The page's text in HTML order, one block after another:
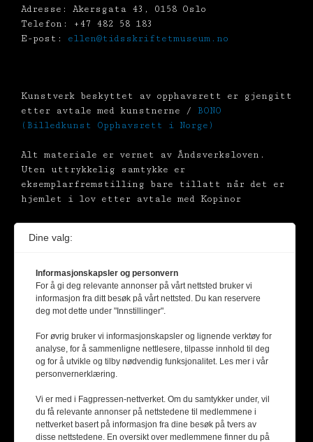
Adresse: Akersgata 43, 0158 Oslo
Telefon: +47 482 58 183
E-post: ellen@tidsskriftetmuseum.no
Kunstverk beskyttet av opphavsrett er gjengitt
etter avtale med kunstnerne / BONO
(Billedkunst Opphavsrett i Norge)
Alt materiale er vernet av Åndsverksloven.
Uten uttrykkelig samtykke er
eksemplarfremstilling bare tillatt når det er
hjemlet i lov etter avtale med Kopinor
Dine valg:
Informasjonskapsler og personvern
For å gi deg relevante annonser på vårt nettsted bruker vi
informasjon fra ditt besøk på vårt nettsted. Du kan reservere
deg mot dette under "Innstillinger".
For øvrig bruker vi informasjonskapsler og lignende verktøy for
analyse, for å sammenligne nettlesere, tilpasse innhold til deg
og for å utvikle og tilby nødvendig funksjonalitet. Les mer i vår
personvernerklæring.
Vi er med i Fagpressen-nettverket. Om du samtykker under, vil
du få relevante annonser på nettstedene til medlemmene i
nettverket basert på informasjon fra dine besøk på tvers av
disse nettstedene. En oversikt over medlemmene finner du på